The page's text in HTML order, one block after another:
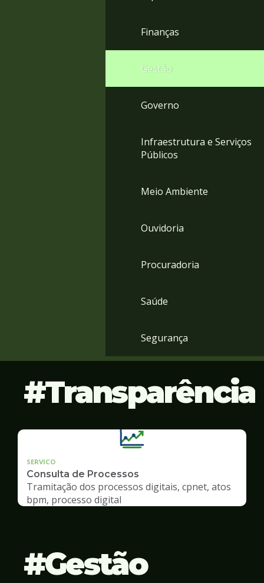
Finanças
Gestão
Governo
Infraestrutura e Serviços
Públicos
Meio Ambiente
Ouvidoria
Procuradoria
Saúde
Segurança
Transparência
SERVICO
Consulta de Processos
Tramitação dos processos digitais, cpnet, atos
bpm, processo digital
Gestão